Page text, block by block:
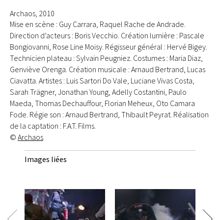
Archaos, 2010
Mise en scène : Guy Carrara, Raquel Rache de Andrade.
Direction d’acteurs : Boris Vecchio. Création lumière : Pascale
Bongiovanni, Rose Line Moisy. Régisseur général : Hervé Bigey.
Technicien plateau : Sylvain Peugniez. Costumes : Maria Diaz,
Genviève Orenga. Création musicale : Arnaud Bertrand, Lucas
Ciavatta. Artistes : Luis Sartori Do Vale, Luciane Vivas Costa,
Sarah Trägner, Jonathan Young, Adelly Costantini, Paulo
Maeda, Thomas Dechauffour, Florian Meheux, Oto Camara
Fode. Régie son : Arnaud Bertrand, Thibault Peyrat. Réalisation
de la captation : F.A.T. Films.
© Archaos
Images liées